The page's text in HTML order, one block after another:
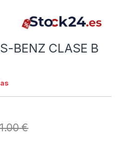
BENZ CLASE B
€